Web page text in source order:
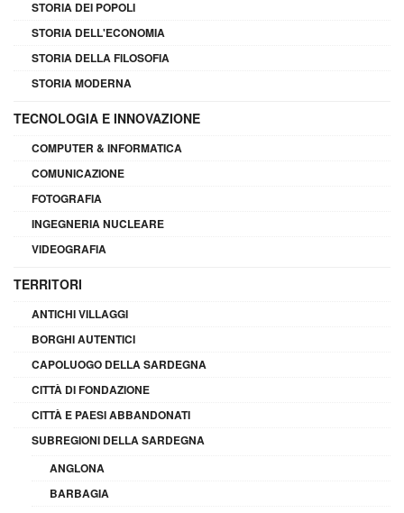
STORIA DEI POPOLI
STORIA DELL'ECONOMIA
STORIA DELLA FILOSOFIA
STORIA MODERNA
TECNOLOGIA E INNOVAZIONE
COMPUTER & INFORMATICA
COMUNICAZIONE
FOTOGRAFIA
INGEGNERIA NUCLEARE
VIDEOGRAFIA
TERRITORI
ANTICHI VILLAGGI
BORGHI AUTENTICI
CAPOLUOGO DELLA SARDEGNA
CITTÀ DI FONDAZIONE
CITTÀ E PAESI ABBANDONATI
SUBREGIONI DELLA SARDEGNA
ANGLONA
BARBAGIA